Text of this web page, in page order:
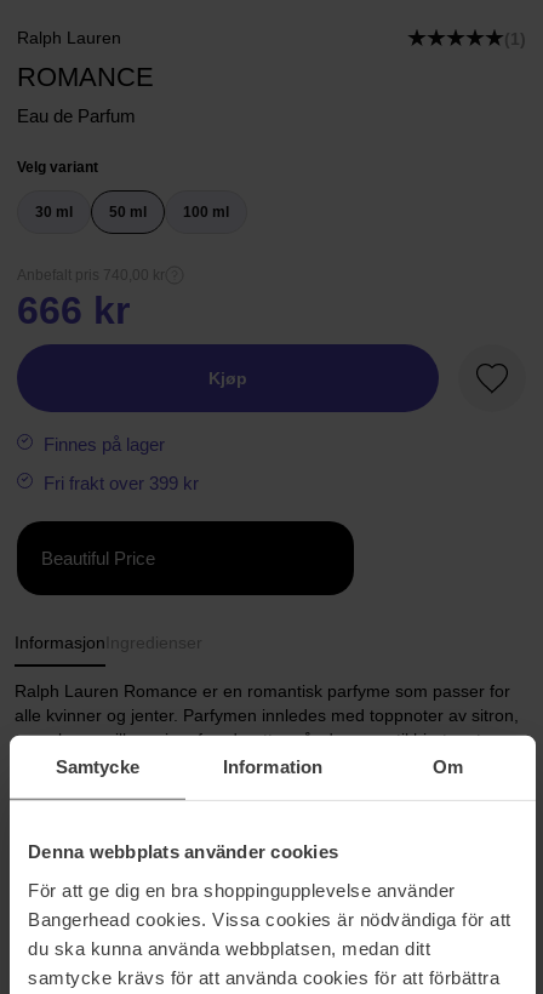
Samtycke Information Om
Denna webbplats använder cookies
För att ge dig en bra shoppingupplevelse använder
Bangerhead cookies. Vissa cookies är nödvändiga för att
du ska kunna använda webbplatsen, medan ditt
samtycke krävs för att använda cookies för att förbättra
Ralph Lauren (1)
ROMANCE
Eau de Parfum
Velg variant
30 ml 50 ml 100 ml
Anbefalt pris 740,00 kr
666 kr
Kjøp
Finnes på lager
Fri frakt over 399 kr
Beautiful Price
Informasjon Ingredienser
Ralph Lauren Romance er en romantisk parfyme som passer for
alle kvinner og jenter. Parfymen innledes med toppnoter av sitron,
rose, kamomille og ingefær deretter går den over til hjertenoter av
fiol, lilje og lotus. Avslutningen av Ralph Lauren Romance er det
Artikkelnummer: 0734
Kategorier:
Hjem